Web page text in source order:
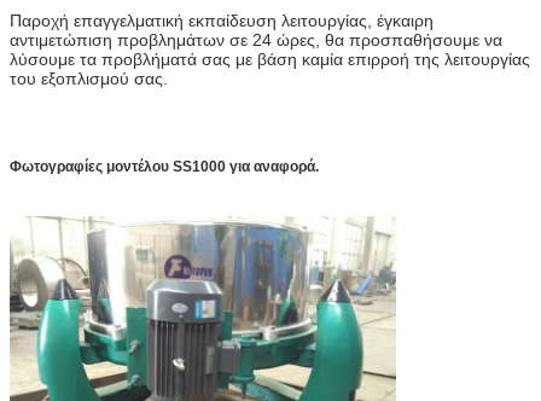
Παροχή επαγγελματική εκπαίδευση λειτουργίας, έγκαιρη
αντιμετώπιση προβλημάτων σε 24 ώρες, θα προσπαθήσουμε να
λύσουμε τα προβλήματά σας με βάση καμία επιρροή της λειτουργίας
του εξοπλισμού σας.
Φωτογραφίες μοντέλου SS1000 για αναφορά.